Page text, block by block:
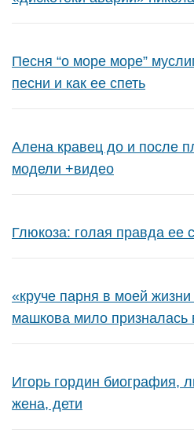
Песня “о море море”
песни и как ее спеть
Алена кравец до и после
модели +видео
Глюкоза: голая правда ее
«круче парня в моей
машкова мило
Игорь гордин биография,
жена, дети